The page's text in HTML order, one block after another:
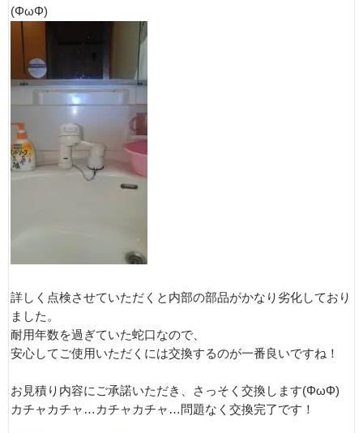
(ΦωΦ)
詳しく点検させていただくと内部の部品がかなり劣化しており
ました。
耐用年数を過ぎていた蛇口なので、
安心してご使用いただくには交換するのが一番良いですね！
お見積り内容にご承諾いただき、さっそく交換します(ΦωΦ)
カチャカチャ…カチャカチャ…問題なく交換完了です！